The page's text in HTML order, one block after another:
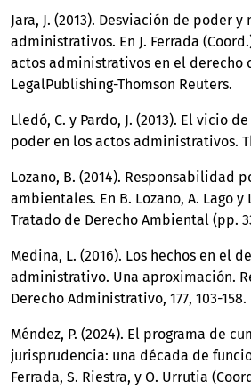
Jara, J. (2013). Desviación de poder
administrativos. En J. Ferrada
actos administrativos en el derecho
LegalPublishing-Thomson Reuters.
Lledó, C. y Pardo, J. (2013). El vicio
poder en los actos administrativos.
Lozano, B. (2014). Responsabilidad
ambientales. En B. Lozano, A. Lago y
Tratado de Derecho Ambiental (pp.
Medina, L. (2016). Los hechos en el
administrativo. Una aproximación.
Derecho Administrativo, 177, 103-158.
Méndez, P. (2024). El programa de
jurisprudencia: una década de
Ferrada, S. Riestra, y O. Urrutia